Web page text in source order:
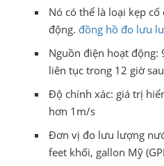
Nó có thể là loại kẹp
động. đồng hồ đo lưu
Nguồn điện hoạt động:
liên tục trong 12 giờ
Độ chính xác: giá trị
hơn 1m/s
Đơn vị đo lưu lượng
feet khối, gallon Mỹ